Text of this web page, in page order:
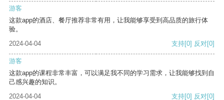
游客
这款app的酒店、餐厅推荐非常有用，让我能够享受到高品质的旅行体
验。
2024-04-04
支持[0] 反对[0]
游客
这款app的课程非常丰富，可以满足我不同的学习需求，让我能够找到自
己感兴趣的知识。
2024-04-04
支持[0] 反对[0]